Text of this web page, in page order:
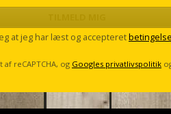
at jeg har læst og accepteret
reCAPTCHA, og Googles privatlivspolitik